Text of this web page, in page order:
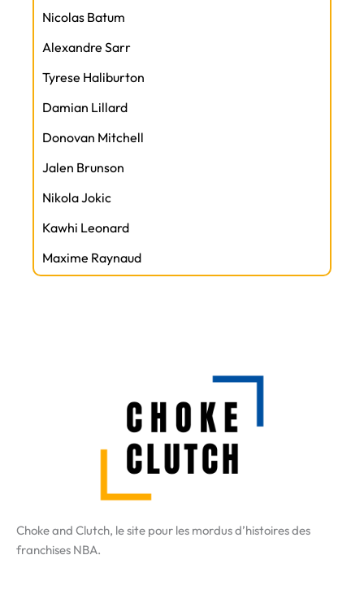
Nicolas Batum
Alexandre Sarr
Tyrese Haliburton
Damian Lillard
Donovan Mitchell
Jalen Brunson
Nikola Jokic
Kawhi Leonard
Maxime Raynaud
Choke and Clutch, le site pour les mordus d’histoires des
franchises NBA.